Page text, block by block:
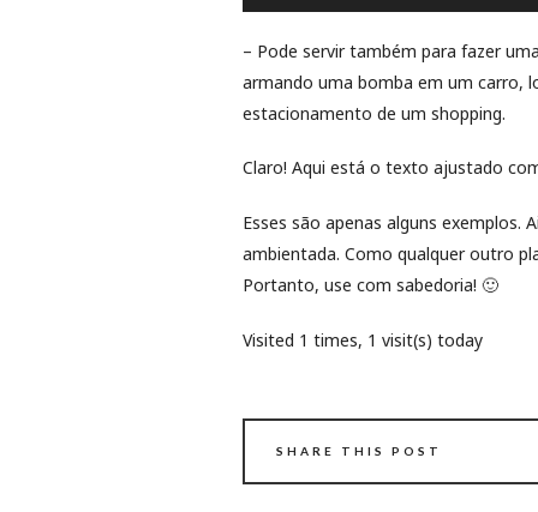
– Pode servir também para fazer
armando uma bomba em um carro,
estacionamento de um shopping.
Claro! Aqui está o texto ajustado
Esses são apenas alguns exemplos.
ambientada. Como qualquer outro
Portanto, use com sabedoria! 🙂
Visited 1 times, 1 visit(s) today
SHARE THIS POST